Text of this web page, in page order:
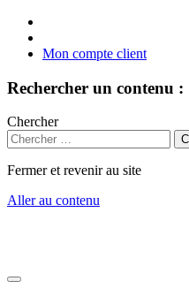
Mon compte client
Rechercher un contenu :
Chercher
Fermer et revenir au site
Aller au contenu